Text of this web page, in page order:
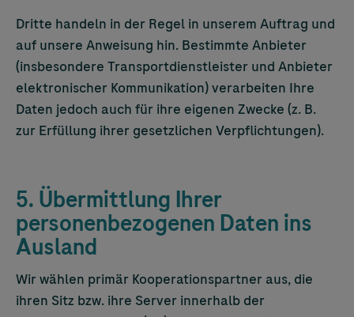
Dritte handeln in der Regel in unserem Auftrag und
auf unsere Anweisung hin. Bestimmte Anbieter
(insbesondere Transportdienstleister und Anbieter
elektronischer Kommunikation) verarbeiten Ihre
Daten jedoch auch für ihre eigenen Zwecke (z. B.
zur Erfüllung ihrer gesetzlichen Verpflichtungen).
5. Übermittlung Ihrer
personenbezogenen Daten ins
Ausland
Wir wählen primär Kooperationspartner aus, die
ihren Sitz bzw. ihre Server innerhalb der